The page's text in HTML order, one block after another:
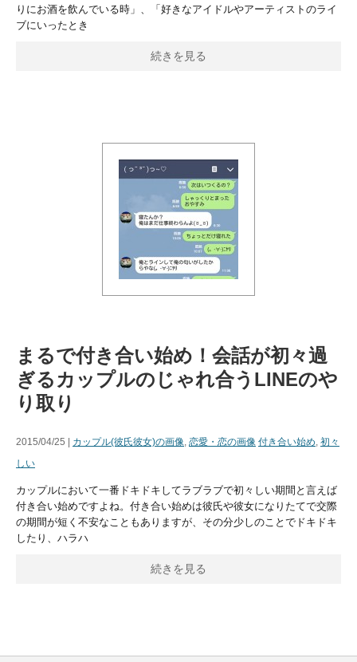
りにお酒を飲んでいる時」、「好きなアイドルやアーティストのライ
ブにいったとき
続きを見る
まるで付き合い始め！会話が初々過
ぎるカップルのじゃれ合うLINEのや
り取り
2015/04/25 | カップル(彼氏彼女)の画像, 恋愛・恋の画像 付き合い始め, 初々
しい
カップルにおいて一番ドキドキしてラブラブで初々しい期間と言えば
付き合い始めですよね。付き合い始めは彼氏や彼女になりたてで交際
の期間が短く不安なこともありますが、その分少しのことでドキドキ
したり、ハラハ
続きを見る